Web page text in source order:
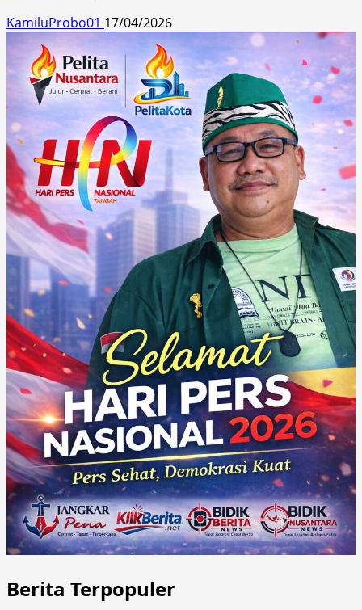
KamiluProbo01 17/04/2026
Berita Terpopuler